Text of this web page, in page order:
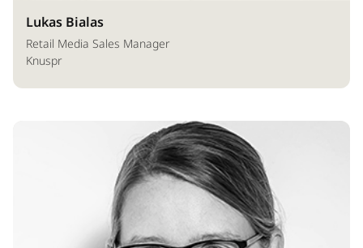
Lukas Bialas
Retail Media Sales Manager
Knuspr